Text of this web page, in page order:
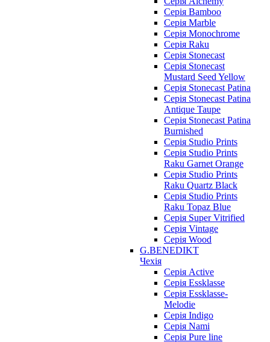
Серія Bamboo
Серія Marble
Серія Monochrome
Серія Raku
Серія Stonecast
Серія Stonecast
Mustard Seed Yellow
Серія Stonecast Patina
Серія Stonecast Patina
Antique Taupe
Серія Stonecast Patina
Burnished
Серія Studio Prints
Серія Studio Prints
Raku Garnet Orange
Серія Studio Prints
Raku Quartz Black
Серія Studio Prints
Raku Topaz Blue
Серія Super Vitrified
Серія Vintage
Серія Wood
G.BENEDIKT
Чехія
Cерія Active
Cерія Essklasse
Cерія Essklasse-
Melodie
Cерія Indigo
Cерія Nami
Cерія Pure line